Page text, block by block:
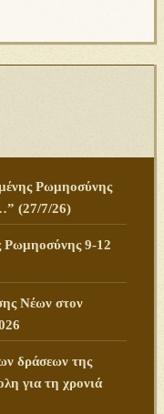
Ρωμηοσύνης
(27/7/26)
Ρωμηοσύνης 9-12
Νέων στον
δράσεων της
για τη χρονιά